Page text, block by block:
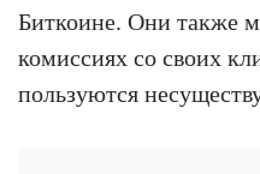
Биткоине. Они также
комиссиях со своих
пользуются